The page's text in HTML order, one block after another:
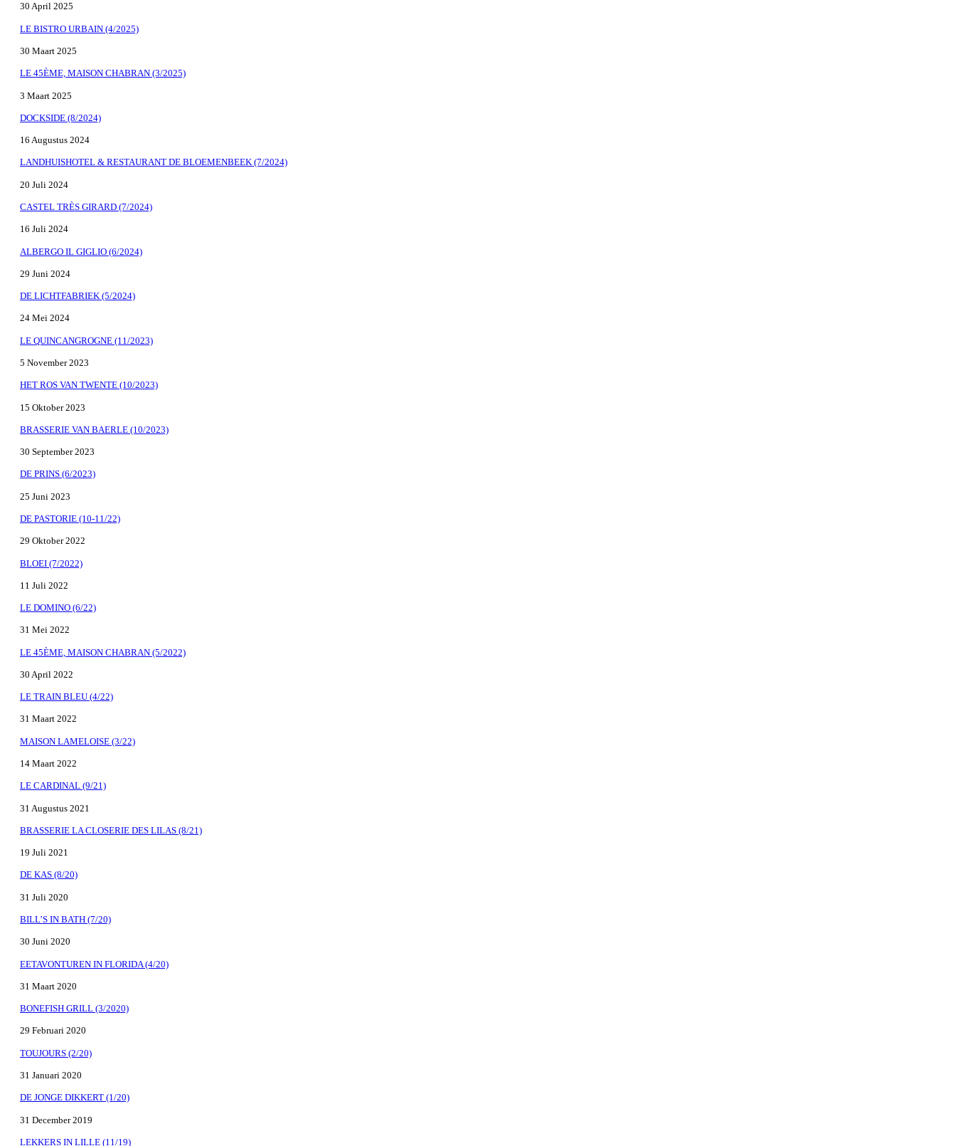
30 April 2025
LE BISTRO URBAIN (4/2025)
30 Maart 2025
LE 45ÈME, MAISON CHABRAN (3/2025)
3 Maart 2025
DOCKSIDE (8/2024)
16 Augustus 2024
LANDHUISHOTEL & RESTAURANT DE BLOEMENBEEK (7/2024)
20 Juli 2024
CASTEL TRÈS GIRARD (7/2024)
16 Juli 2024
ALBERGO IL GIGLIO (6/2024)
29 Juni 2024
DE LICHTFABRIEK (5/2024)
24 Mei 2024
LE QUINCANGROGNE (11/2023)
5 November 2023
HET ROS VAN TWENTE (10/2023)
15 Oktober 2023
BRASSERIE VAN BAERLE (10/2023)
30 September 2023
DE PRINS (6/2023)
25 Juni 2023
DE PASTORIE (10-11/22)
29 Oktober 2022
BLOEI (7/2022)
11 Juli 2022
LE DOMINO (6/22)
31 Mei 2022
LE 45ÈME, MAISON CHABRAN (5/2022)
30 April 2022
LE TRAIN BLEU (4/22)
31 Maart 2022
MAISON LAMELOISE (3/22)
14 Maart 2022
LE CARDINAL (9/21)
31 Augustus 2021
BRASSERIE LA CLOSERIE DES LILAS (8/21)
19 Juli 2021
DE KAS (8/20)
31 Juli 2020
BILL’S IN BATH (7/20)
30 Juni 2020
EETAVONTUREN IN FLORIDA (4/20)
31 Maart 2020
BONEFISH GRILL (3/2020)
29 Februari 2020
TOUJOURS (2/20)
31 Januari 2020
DE JONGE DIKKERT (1/20)
31 December 2019
LEKKERS IN LILLE (11/19)